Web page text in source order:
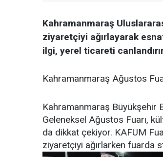
Kahramanmaraş
ziyaretçiyi ağırlayarak
ilgi, yerel ticareti
Kahramanmaraş Ağustos
Kahramanmaraş Büyükşehir
Geleneksel Ağustos Fuarı,
da dikkat çekiyor. KAFUM
ziyaretçiyi ağırlarken fuarda